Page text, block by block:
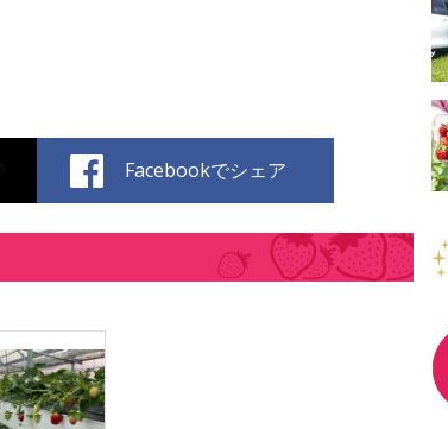
Facebookでシェア